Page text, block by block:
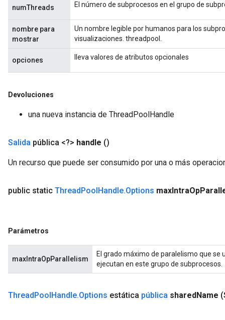
numThreads El número de subprocesos en el grupo de
nombre para
mostrar
Un nombre legible por humanos para los
visualizaciones. threadpool.
opciones lleva valores de atributos opcionales
Devoluciones
una nueva instancia de ThreadPoolHandle
Salida pública <?> handle ()
Un recurso que puede ser consumido por una o más
public static ThreadPoolHandle.Options maxIntraOp
Parámetros
maxIntraOpParallelism
El grado máximo de paralelismo que
ejecutan en este grupo de subprocesos.
ThreadPoolHandle.Options estática pública sharedName